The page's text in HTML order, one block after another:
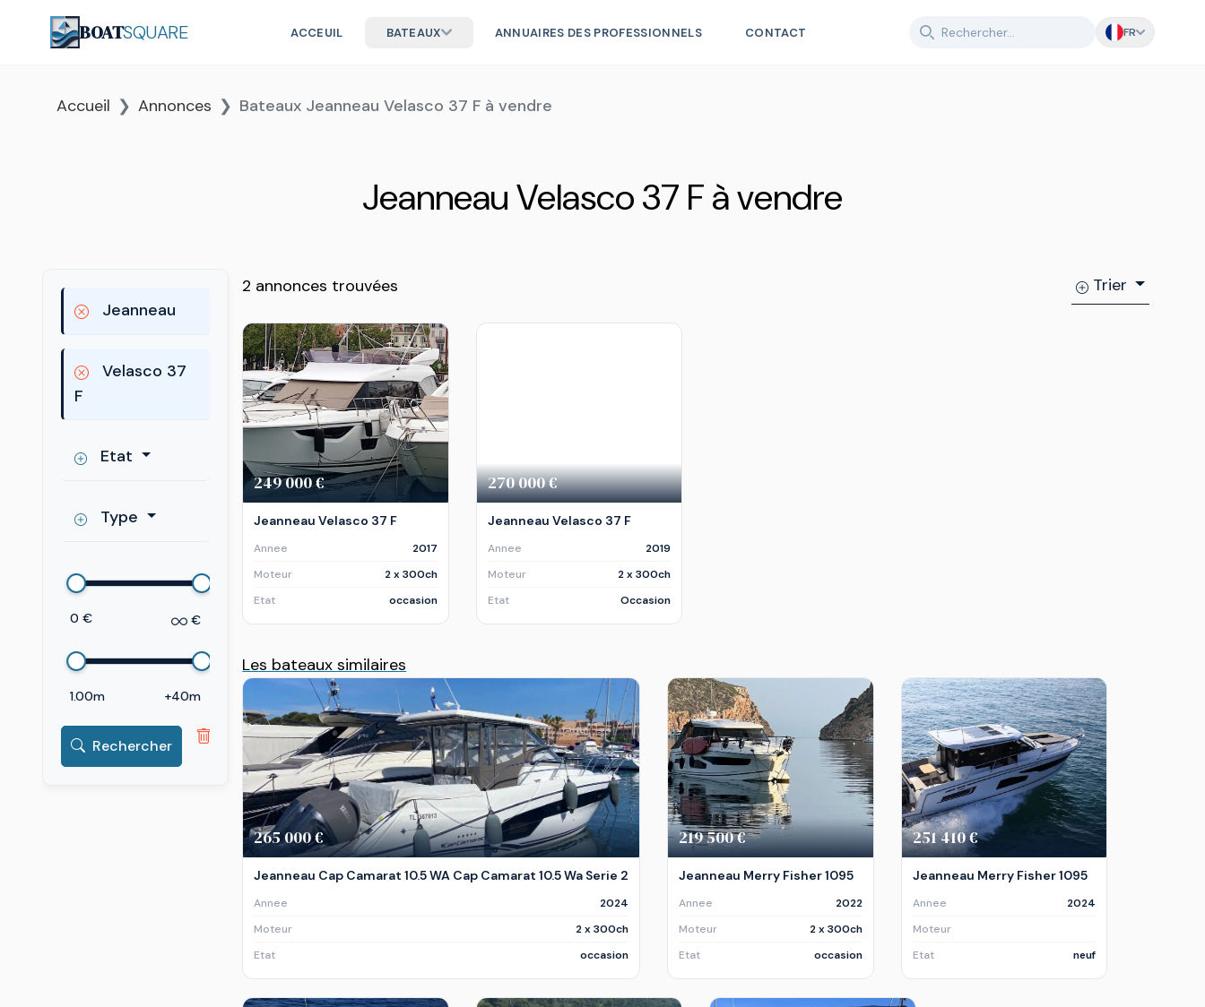
BOATSQUARE ACCEUIL BATEAUX ANNUAIRES DES PROFESSIONNELS CONTACT FR
Accueil Annonces Bateaux Jeanneau Velasco 37 F à vendre
Jeanneau Velasco 37 F à vendre
Jeanneau
Velasco 37
F
Etat
Type
0 € €
1.00m +40m
Rechercher
2 annonces trouvées Trier
249 000 €
Jeanneau Velasco 37 F
Annee
2017
Moteur
2 x 300ch
Etat
occasion
270 000 €
Jeanneau Velasco 37 F
Annee
2019
Moteur
2 x 300ch
Etat
Occasion
Les bateaux similaires
265 000 €
Jeanneau Cap Camarat 10.5 WA Cap Camarat 10.5 Wa Serie 2
Annee
2024
Moteur
2 x 300ch
Etat
occasion
219 500 €
Jeanneau Merry Fisher 1095
Annee
2022
Moteur
2 x 300ch
Etat
occasion
251 410 €
Jeanneau Merry Fisher 1095
Annee
2024
Moteur
Etat
neuf